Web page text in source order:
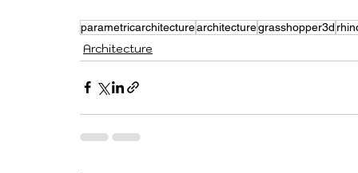
parametricarchitecturearchitecturegrasshopper3d
Architecture